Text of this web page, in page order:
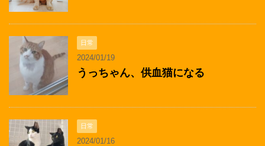
日常
2024/01/19
うっちゃん、供血猫になる
日常
2024/01/16